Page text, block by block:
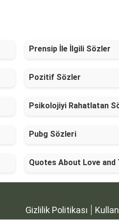
Prensip İle İlgili Sözler
Pozitif Sözler
Psikolojiyi Rahatlatan
Pubg Sözleri
Quotes About Love and
Gizlilik Politikası